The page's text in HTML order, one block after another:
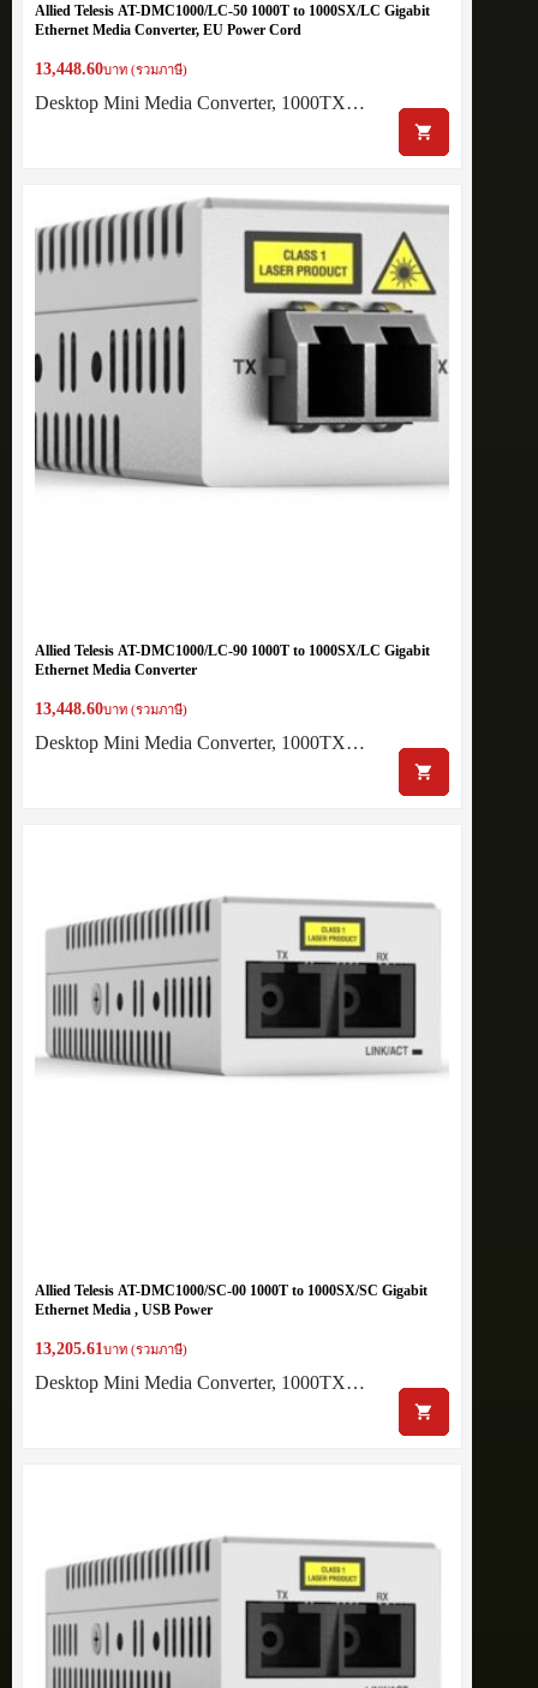
Allied Telesis AT-DMC1000/LC-50 1000T to 1000SX/LC Gigabit
Ethernet Media Converter, EU Power Cord
13,448.60บาท (รวมภาษี)
Desktop Mini Media Converter, 1000TX…
Allied Telesis AT-DMC1000/LC-90 1000T to 1000SX/LC Gigabit
Ethernet Media Converter
13,448.60บาท (รวมภาษี)
Desktop Mini Media Converter, 1000TX…
Allied Telesis AT-DMC1000/SC-00 1000T to 1000SX/SC Gigabit
Ethernet Media , USB Power
13,205.61 บาท (รวมภาษี)
Desktop Mini Media Converter, 1000TX…